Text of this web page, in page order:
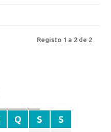
Registo 1 a 2 de 2
Q S
S